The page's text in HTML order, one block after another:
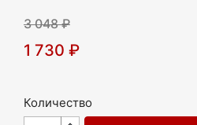
3 048 ₽
1 730 ₽
Количество